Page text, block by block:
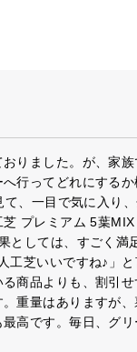
ゼロホル
ム
リティ
りました。が、家
行ってどれにするか
、一目で気に入り
プレミアム 5葉
としては、すごく満
工芝いいですね♪」
商品よりも、割引
重量はありますが
高です。毎日、グ